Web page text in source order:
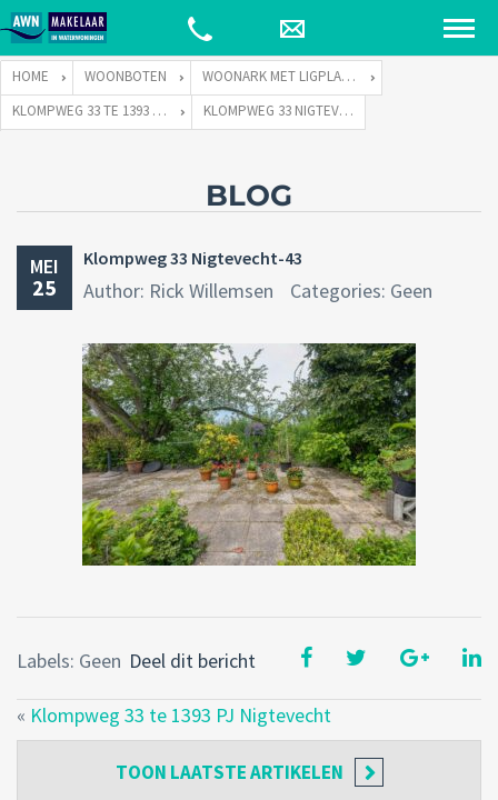
HOME WOONBOTEN
WOONARK MET LIGPLAATS
KLOMPWEG 33 TE 1393 PJ NIGTEVECHT
KLOMPWEG 33 NIGTEVECHT-43
BLOG
MEI
25
Klompweg 33 Nigtevecht-43
Author: Rick Willemsen Categories: Geen
Deel dit bericht
Labels: Geen
« Klompweg 33 te 1393 PJ Nigtevecht
TOON LAATSTE ARTIKELEN